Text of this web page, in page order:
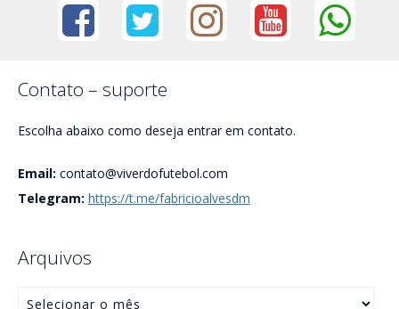
Contato – suporte
Escolha abaixo como deseja entrar em contato.
Email: contato@viverdofutebol.com
Telegram: https://t.me/fabricioalvesdm
Arquivos